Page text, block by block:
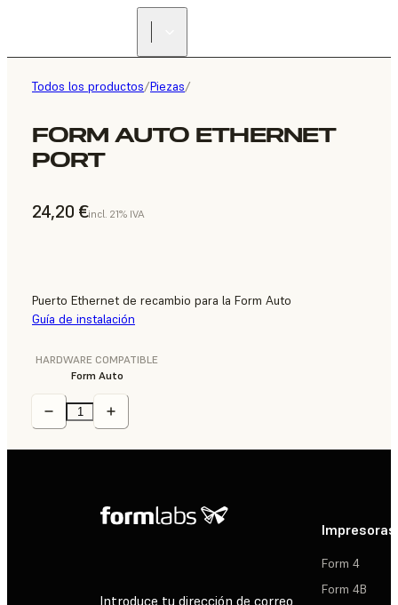
Todos los productos/Piezas/
FORM AUTO ETHERNET
PORT
24,20 €incl. 21% IVA
Puerto Ethernet de recambio para la Form Auto
Guía de instalación
HARDWARE COMPATIBLE
Form Auto
Introduce tu dirección de correo
Impresoras
Form 4
Form 4B